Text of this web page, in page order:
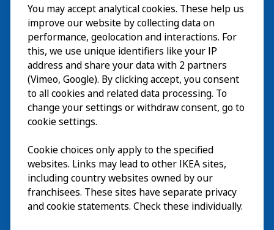
Besök
Utforska
På gång
Om
You may accept analytical cookies. These help us
improve our website by collecting data on
performance, geolocation and interactions. For
this, we use unique identifiers like your IP
address and share your data with 2 partners
(Vimeo, Google). By clicking accept, you consent
to all cookies and related data processing. To
change your settings or withdraw consent, go to
cookie settings.
Cookie choices only apply to the specified
websites. Links may lead to other IKEA sites,
including country websites owned by our
franchisees. These sites have separate privacy
and cookie statements. Check these individually.